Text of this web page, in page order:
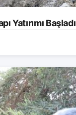
Yatırımı Başladı